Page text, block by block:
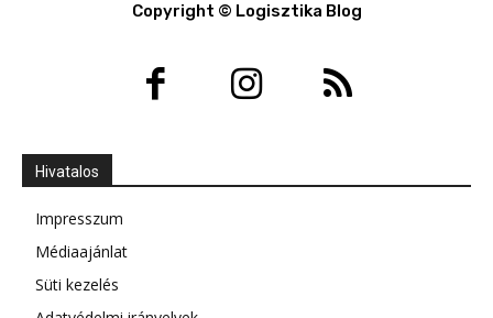
Copyright © Logisztika Blog
Hivatalos
Impresszum
Médiaajánlat
Süti kezelés